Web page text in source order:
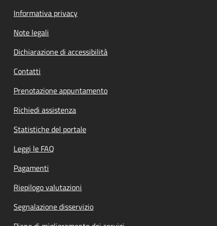
Informativa privacy
Note legali
Dichiarazione di accessibilità
Contatti
Prenotazione appuntamento
Richiedi assistenza
Statistiche del portale
Leggi le FAQ
Pagamenti
Riepilogo valutazioni
Segnalazione disservizio